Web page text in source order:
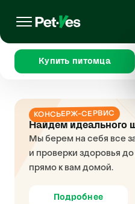
Купить питомца
КОНСЬЕРЖ-СЕРВИС
Найдем идеального
Мы берем на себя все
и проверки здоровья
прямо к вам домой.
Подробнее